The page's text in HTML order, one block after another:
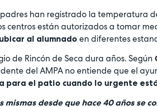
han registrado la temperatura
centros están autorizados a tomar
al alumnado en diferentes
de Rincón de Seca dura años. Según
del AMPA no entiende que el
para el patio cuando lo urgente
mismas desde que hace 40 años se